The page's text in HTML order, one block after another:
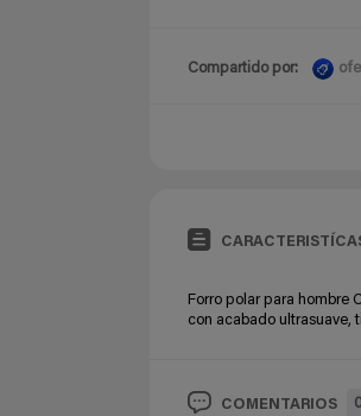
Compartido por:
Forro polar para hombre
con acabado ultrasuave,
COMENTARIOS